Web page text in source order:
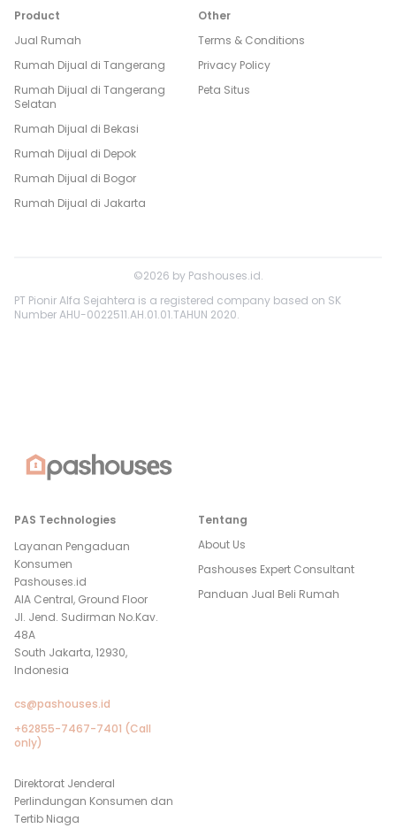
Product
Jual Rumah
Rumah Dijual di Tangerang
Rumah Dijual di Tangerang
Selatan
Rumah Dijual di Bekasi
Rumah Dijual di Depok
Rumah Dijual di Bogor
Rumah Dijual di Jakarta
Other
Terms & Conditions
Privacy Policy
Peta Situs
©2026 by Pashouses.id.
PT Pionir Alfa Sejahtera is a registered company based on SK
Number AHU-0022511.AH.01.01.TAHUN 2020.
PAS Technologies
Layanan Pengaduan
Konsumen
Pashouses.id
AIA Central, Ground Floor
Jl. Jend. Sudirman No.Kav.
48A
South Jakarta, 12930,
Indonesia
cs@pashouses.id
+62855-7467-7401 (Call
only)
Direktorat Jenderal
Perlindungan Konsumen dan
Tertib Niaga
Tentang
About Us
Pashouses Expert Consultant
Panduan Jual Beli Rumah